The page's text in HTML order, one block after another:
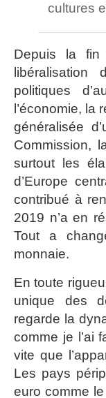
cultures
Depuis la
politiques
l’économie,
généralisée
Commission,
surtout les
d’Europe
contribué à
2019 n’a en
Tout a
monnaie.
En toute
unique des
regarde la
comme je l’ai
vite que
Les pays
euro comme